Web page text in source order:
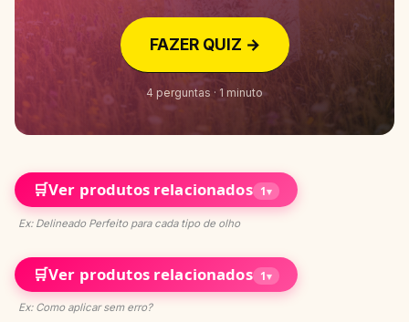
FAZER QUIZ →
4 perguntas · 1 minuto
🛒Ver produtos relacionados 1▾
Ex: Delineado Perfeito para cada tipo de olho
🛒Ver produtos relacionados 1▾
Ex: Como aplicar sem erro?